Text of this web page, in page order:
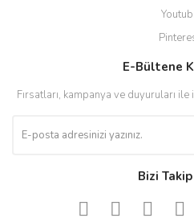
E-Bültene
Fırsatları, kampanya ve duyuruları
Bizi